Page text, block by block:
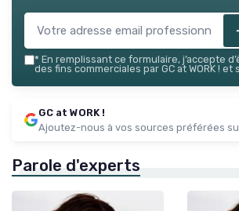
* En remplissant ce formulaire, j’accepte
des fins commerciales par GC at WORK !
GC at WORK !
Ajoutez-nous à vos sources préférées
Parole d'experts